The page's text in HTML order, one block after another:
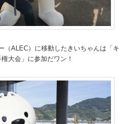
（ALEC）に移動したきいちゃんは「キ
大会」に参加だワン！